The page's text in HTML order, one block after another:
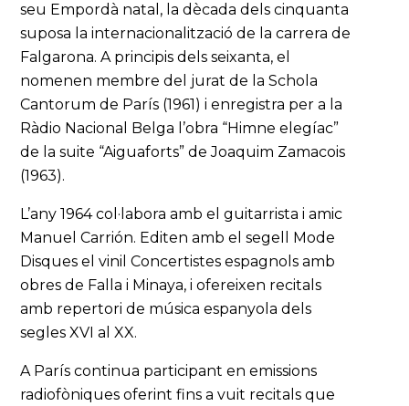
seu Empordà natal, la dècada dels cinquanta
suposa la internacionalització de la carrera de
Falgarona. A principis dels seixanta, el
nomenen membre del jurat de la Schola
Cantorum de París (1961) i enregistra per a la
Ràdio Nacional Belga l’obra “Himne elegíac”
de la suite “Aiguaforts” de Joaquim Zamacois
(1963).
L’any 1964 col·labora amb el guitarrista i amic
Manuel Carrión. Editen amb el segell Mode
Disques el vinil Concertistes espagnols amb
obres de Falla i Minaya, i ofereixen recitals
amb repertori de música espanyola dels
segles XVI al XX.
A París continua participant en emissions
radiofòniques oferint fins a vuit recitals que